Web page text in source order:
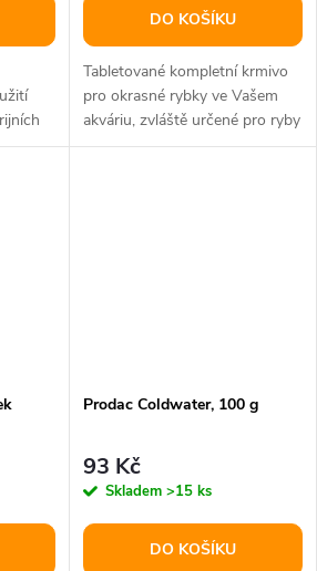
DO KOŠÍKU
Tabletované kompletní krmivo
pro okrasné rybky ve Vašem
akváriu, zvláště určené pro ryby
přijímající potravu ze dna –...
Prodac Coldwater, 100 g
93 Kč
Skladem >15 ks
DO KOŠÍKU